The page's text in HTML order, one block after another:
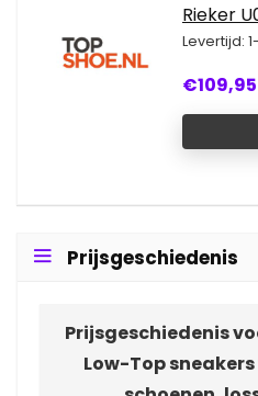
Rieker
Levertijd:
€109,95
Prijsgeschiedenis
Prijsgeschiedenis
Low-Top